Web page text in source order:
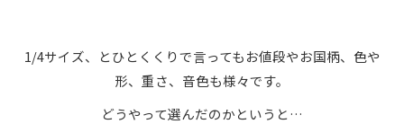
1/4サイズ、とひとくくりで言ってもお値段やお国柄、色や
形、重さ、音色も様々です。
どうやって選んだのかというと…